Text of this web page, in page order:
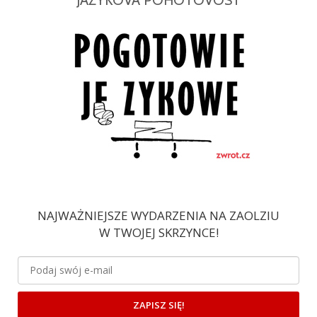
NAJWAŻNIEJSZE WYDARZENIA NA ZAOLZIU
W TWOJEJ SKRZYNCE!
ZAPISZ SIĘ!